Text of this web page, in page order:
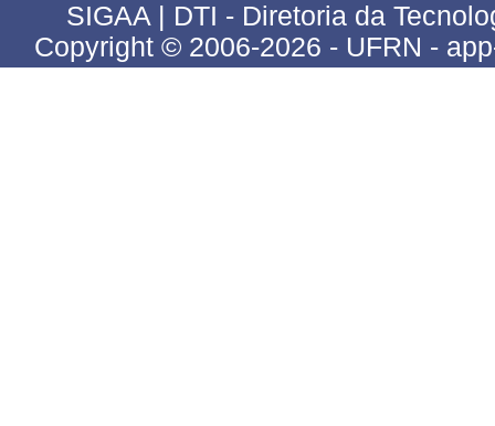
SIGAA | DTI - Diretoria da
Copyright © 2006-2026 - UFRN -